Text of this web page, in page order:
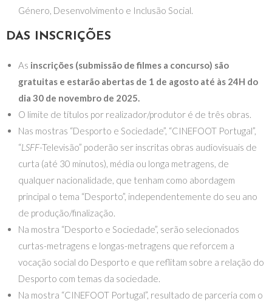
Género, Desenvolvimento e Inclusão Social.
DAS INSCRIÇÕES
As inscrições (submissão de filmes a concurso) são
gratuitas e estarão abertas de 1 de agosto até às 24H do
dia 30 de novembro de 2025.
O limite de títulos por realizador/produtor é de três obras.
Nas mostras “Desporto e Sociedade”, “CINEFOOT Portugal”,
“LSFF-Televisão” poderão ser inscritas obras audiovisuais de
curta (até 30 minutos), média ou longa metragens, de
qualquer nacionalidade, que tenham como abordagem
principal o tema “Desporto”, independentemente do seu ano
de produção/finalização.
Na mostra “Desporto e Sociedade”, serão selecionados
curtas-metragens e longas-metragens que reforcem a
vocação social do Desporto e que reflitam sobre a relação do
Desporto com temas da sociedade.
Na mostra “CINEFOOT Portugal”, resultado de parceria com o